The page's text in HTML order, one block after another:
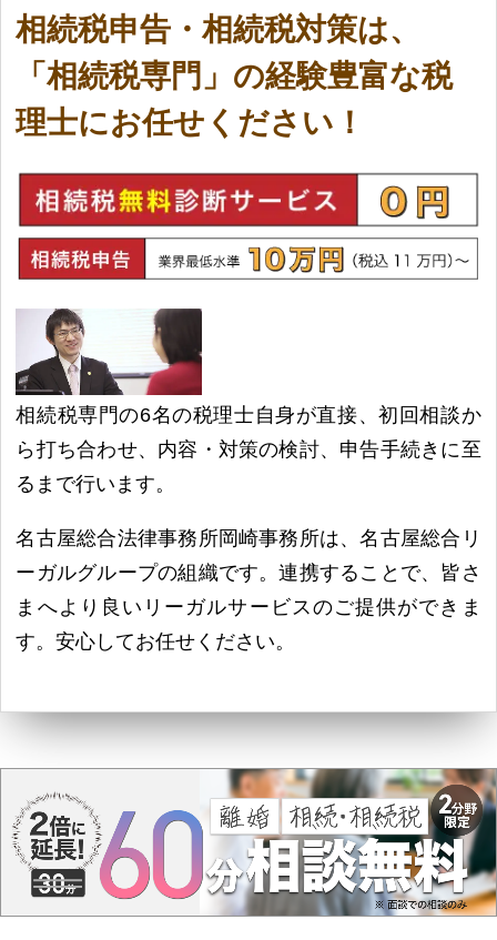
相続税申告・相続税対策は、
「相続税専門」の経験豊富な税
理士にお任せください！
相続税専門の6名の税理士自身が直接、初回相談か
ら打ち合わせ、内容・対策の検討、申告手続きに至
るまで行います。
名古屋総合法律事務所岡崎事務所は、名古屋総合リ
ーガルグループの組織です。連携することで、皆さ
まへより良いリーガルサービスのご提供ができま
す。安心してお任せください。